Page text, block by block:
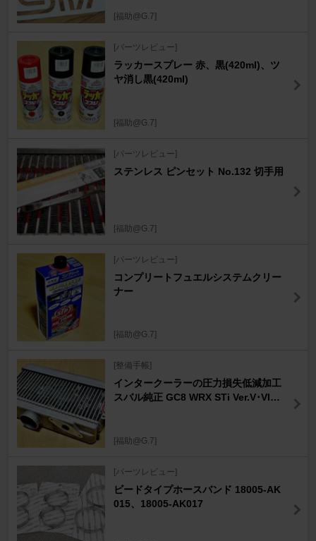
[福助@G.7]
[パーツレビュー]
ラッカースプレー 赤、黒(420ml)、ツ
ヤ消し黒(420ml)
[福助@G.7]
[パーツレビュー]
ステンレス ピンセット No.132 切手用
[福助@G.7]
[パーツレビュー]
コンプリートフュエルシステムクリー
ナー
[福助@G.7]
[整備手帳]
インタークーラーの圧力損失低減加工
スバル純正 GC8 WRX STi Ver.V･VI用
[福助@G.7]
[パーツレビュー]
ビードタイプホースバンド 18005-AK
015、18005-AK017